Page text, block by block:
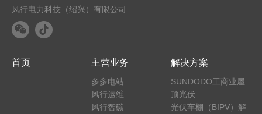
风行电力科技（绍兴）有限公司
首页 主营业务
多多电站
风行运维
风行智碳
解决方案
SUNDODO工商业屋
顶光伏
光伏车棚（BIPV）解